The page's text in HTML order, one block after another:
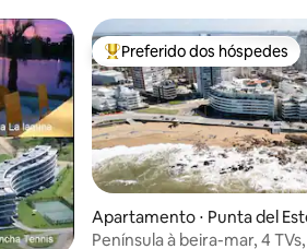
hóspedes Entre os melhores
Preferido dos hóspedes
Apartamento ⋅ Punta del
Península à beira-mar, 4